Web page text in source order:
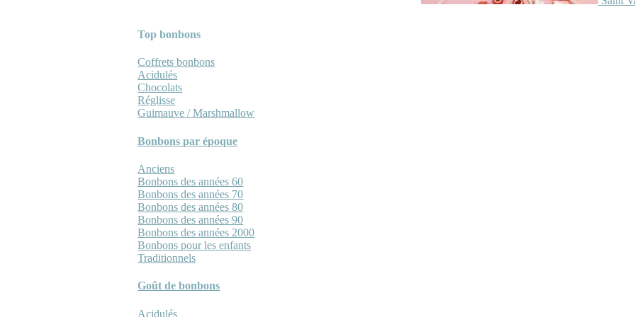
Top bonbons
Coffrets bonbons
Acidulés
Chocolats
Réglisse
Guimauve / Marshmallow
Bonbons par époque
Anciens
Bonbons des années 60
Bonbons des années 70
Bonbons des années 80
Bonbons des années 90
Bonbons des années 2000
Bonbons pour les enfants
Traditionnels
Goût de bonbons
Acidulés